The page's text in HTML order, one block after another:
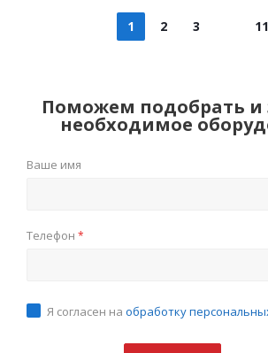
1 2 3 11
Поможем подобрать и
необходимое
Ваше имя
Телефон *
Я согласен на обработку